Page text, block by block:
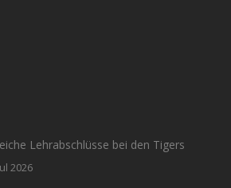
Lehrabschlüsse bei den Tigers
2026